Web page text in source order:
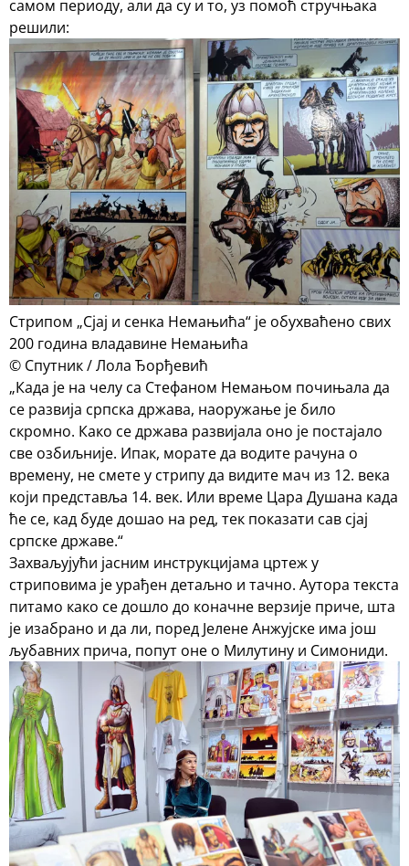
самом периоду, али да су и то, уз помоћ стручњака
решили:
Стрипом „Сјај и сенка Немањића“ је обухваћено свих
200 година владавине Немањића
© Спутник / Лола Ђорђевић
„Када је на челу са Стефаном Немањом почињала да
се развија српска држава, наоружање је било
скромно. Како се држава развијала оно је постајало
све озбиљније. Ипак, морате да водите рачуна о
времену, не смете у стрипу да видите мач из 12. века
који представља 14. век. Или време Цара Душана када
ће се, кад буде дошао на ред, тек показати сав сјај
српске државе.“
Захваљујући јасним инструкцијама цртеж у
стриповима је урађен детаљно и тачно. Аутора текста
питамо како се дошло до коначне верзије приче, шта
је изабрано и да ли, поред Јелене Анжујске има још
љубавних прича, попут оне о Милутину и Симониди.